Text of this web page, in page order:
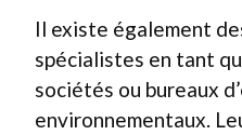
Il existe également
spécialistes en tant
sociétés ou bureaux
environnementaux.